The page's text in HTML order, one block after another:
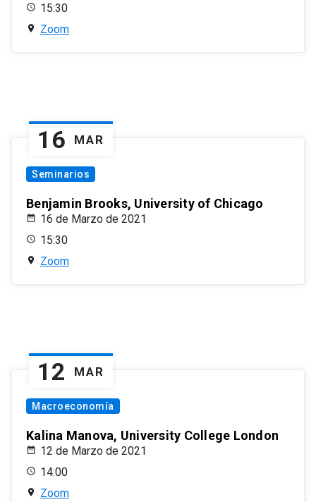
15:30
Zoom
16 MAR
Seminarios
Benjamin Brooks, University of Chicago
16 de Marzo de 2021
15:30
Zoom
12 MAR
Macroeconomía
Kalina Manova, University College London
12 de Marzo de 2021
14:00
Zoom